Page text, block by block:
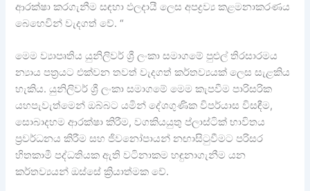
ආරක්ෂා කරගැනීම සඳහා ඵලදායී ලෙස අපද්‍රව්‍ය කළමනාකරණය
බෙහෙවින් වැදගත් වේ. “
මෙම ව්‍යාපෘතිය යුනිලිවර් ශ්‍රී ලංකා සමාගමේ පුළුල් තිරසාරමය
න්‍යාය පත්‍රයට එක්වන තවත් වැදගත් කර්තව්‍යයක් ලෙස සැළකිය
හැකිය. යුනිලිවර් ශ්‍රී ලංකා සමාගමේ මෙම කැපවීම පාරිසරික
යහපැවැත්මෙන් ඔබ්බට යමින් දේශගුණික විපර්යාස විසඳීම,
සොබාදහම ආරක්ෂා කිරීම, වගකියයුතු ප්ලාස්ටික් භාවිතය
ප්‍රවර්ධනය කිරීම සහ ජිවනෝපායන් නඟාසිටුවීමට පරිසර
හිතකාමී පද්ධතියක ඇති වටිනාකම හඳුනාගැනීම යන
කර්තව්‍යයන් ඔස්සේ ක්‍රියාත්මක වේ.